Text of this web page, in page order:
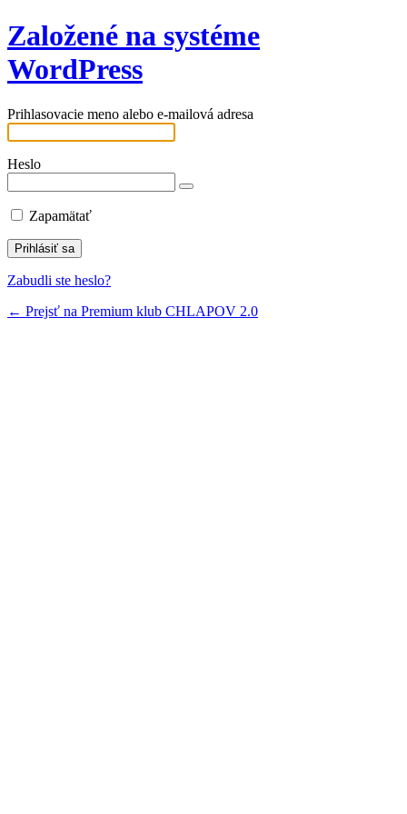
Založené na systéme
WordPress
Prihlasovacie meno alebo e-mailová adresa
Heslo
Zapamätať
Zabudli ste heslo?
← Prejsť na Premium klub CHLAPOV 2.0